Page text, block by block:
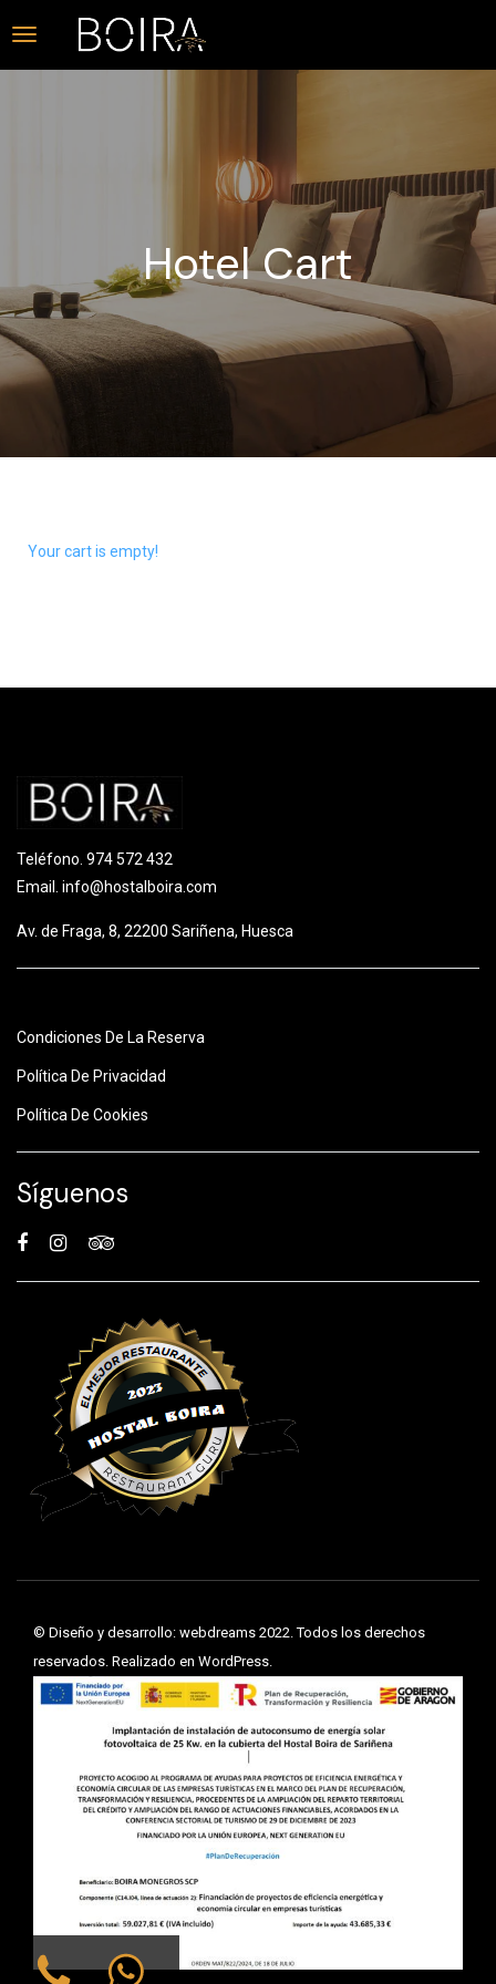
Hotel Cart
Your cart is empty!
Teléfono. 974 572 432
Email. info@hostalboira.com
Av. de Fraga, 8, 22200 Sariñena, Huesca
Condiciones De La Reserva
Política De Privacidad
Política De Cookies
Síguenos
© Diseño y desarrollo: webdreams 2022. Todos los derechos
reservados. Realizado en WordPress.